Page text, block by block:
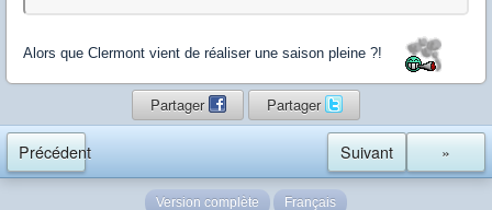
Alors que Clermont vient de réaliser une saison pleine ?!
Partager Partager
Précédent »
Suivant
Version complète Français